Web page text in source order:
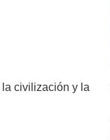
civilización y la